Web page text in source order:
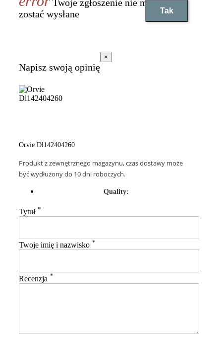
Twoje zgłoszenie nie może
zostać wysłane
Tak
Napisz swoją opinię
×
Orvie Dl142404260
Produkt z zewnętrznego magazynu, czas dostawy może
być wydłużony do 10 dni roboczych.
Quality:
Tytuł *
Twoje imię i nazwisko *
Recenzja *